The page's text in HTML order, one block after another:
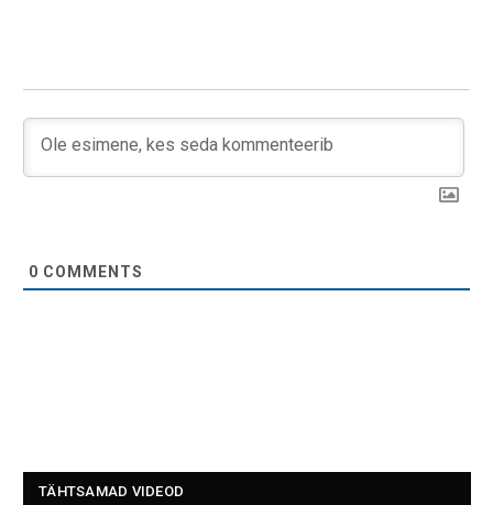
0 COMMENTS
TÄHTSAMAD VIDEOD